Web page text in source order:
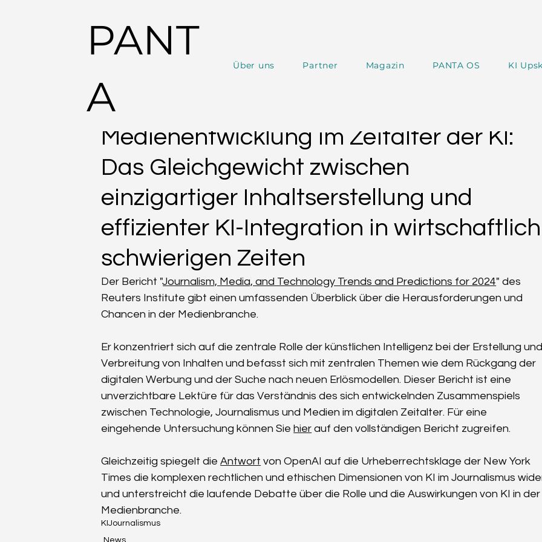
PANT
A
Über uns Partner Magazin PANTA OS KI
PANTA RHAI Lifestyle Magazin PANTA Experts PANTA SPOTLIGHT
Medienentwicklung im Zeitalter der KI:
Das Gleichgewicht zwischen
einzigartiger Inhaltserstellung und
effizienter KI-Integration in wirtschaftlich
schwierigen Zeiten
Der Bericht "Journalism, Media, and Technology Trends and Predictions for 2024" des
Reuters Institute gibt einen umfassenden Überblick über die Herausforderungen und
Chancen in der Medienbranche.
Er konzentriert sich auf die zentrale Rolle der künstlichen Intelligenz bei der Erstellung
Verbreitung von Inhalten und befasst sich mit zentralen Themen wie dem Rückgang der
digitalen Werbung und der Suche nach neuen Erlösmodellen. Dieser Bericht ist eine
unverzichtbare Lektüre für das Verständnis des sich entwickelnden Zusammenspiels
zwischen Technologie, Journalismus und Medien im digitalen Zeitalter. Für eine
eingehende Untersuchung können Sie hier auf den vollständigen Bericht zugreifen.
Gleichzeitig spiegelt die Antwort von OpenAI auf die Urheberrechtsklage der New York
Times die komplexen rechtlichen und ethischen Dimensionen von KI im Journalismus
und unterstreicht die laufende Debatte über die Rolle und die Auswirkungen von KI in
Medienbranche.
KIJournalismus
News